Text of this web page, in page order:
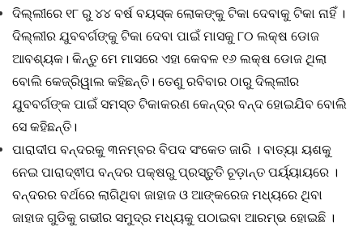
ଦିଲ୍ଲୀରେ ୧୮ ରୁ ୪୪ ବର୍ଷ ବୟସ୍କ ଲୋକଙ୍କୁ ଟିକା ଦେବାକୁ ଟିକା ନାହିଁ ।
ଦିଲ୍ଲୀର ଯୁବବର୍ଗଙ୍କୁ ଟିକା ଦେବା ପାଇଁ ମାସକୁ ୮୦ ଲକ୍ଷ ଡୋଜ
ଆବଶ୍ୟକ। କିନ୍ତୁ ମେ ମାସରେ ଏହା କେବଳ ୧୬ ଲକ୍ଷ ଡୋଜ ଥିଲା
ବୋଲି କେଜ୍ରିୱାଲ କହିଛନ୍ତି। ତେଣୁ ରବିବାର ଠାରୁ ଦିଲ୍ଲୀର
ଯୁବବର୍ଗଙ୍କ ପାଇଁ ସମସ୍ତ ଟିକାକରଣ କେନ୍ଦ୍ର ବନ୍ଦ ହୋଇଯିବ ବୋଲି
ସେ କହିଛନ୍ତି।
ପାରାଦୀପ ବନ୍ଦରକୁ ୩ନମ୍ବର ବିପଦ ସଂକେତ ଜାରି । ବାତ୍ୟା ୟଶକୁ
ନେଇ ପାରାଦ୍ଵୀପ ବନ୍ଦର ପକ୍ଷରୁ ପ୍ରସ୍ତୁତି ଚୂଡ଼ାନ୍ତ ପର୍ୟ୍ୟାୟରେ ।
ବନ୍ଦରର ବର୍ଥରେ ଲାଗିଥିବା ଜାହାଜ ଓ ଆଙ୍କରେଜ ମଧ୍ୟରେ ଥିବା
ଜାହାଜ ଗୁଡିକୁ ଗଭୀର ସମୁଦ୍ର ମଧ୍ୟକୁ ପଠାଇବା ଆରମ୍ଭ ହୋଇଛି ।